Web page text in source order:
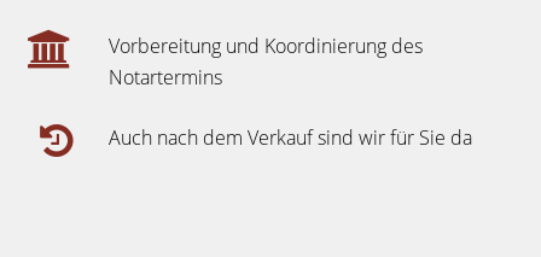
Vorbereitung und Koordinierung des
Notartermins
Auch nach dem Verkauf sind wir für Sie da